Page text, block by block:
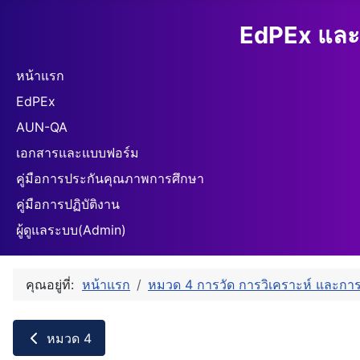
EdPEx แล
หน้าแรก
EdPEx
AUN-QA
เอกสารและแบบฟอร์ม
คู่มือการประกันคุณภาพการศึกษา
คู่มือการปฏิบัติงาน
ผู้ดูแลระบบ(Admin)
คุณอยู่ที่: หน้าแรก หมวด 4 การวัด การวิเคราะห์ และกา
หมวด 4